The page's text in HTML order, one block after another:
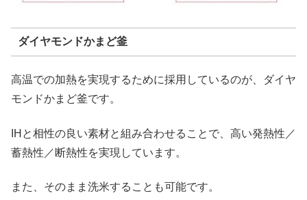
ダイヤモンドかまど釜
高温での加熱を実現するために採用しているのが、ダイヤ
モンドかまど釜です。
IHと相性の良い素材と組み合わせることで、高い発熱性／
蓄熱性／断熱性を実現しています。
また、そのまま洗米することも可能です。